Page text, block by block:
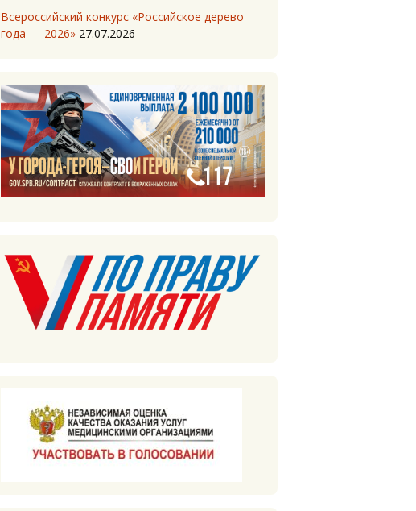
Всероссийский конкурс «Российское дерево
года — 2026» 27.07.2026